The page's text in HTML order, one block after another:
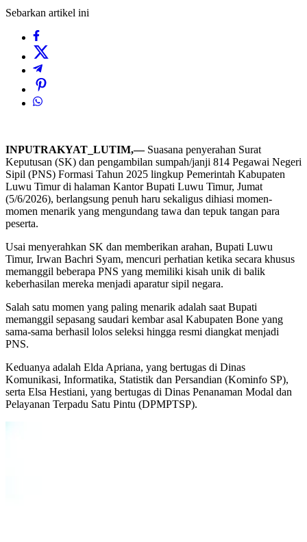
Sebarkan artikel ini
INPUTRAKYAT_LUTIM,—Suasana penyerahan Surat
Keputusan (SK) dan pengambilan sumpah/janji 814 Pegawai Negeri
Sipil (PNS) Formasi Tahun 2025 lingkup Pemerintah Kabupaten
Luwu Timur di halaman Kantor Bupati Luwu Timur, Jumat
(5/6/2026), berlangsung penuh haru sekaligus dihiasi momen-
momen menarik yang mengundang tawa dan tepuk tangan para
peserta.
Usai menyerahkan SK dan memberikan arahan, Bupati Luwu
Timur, Irwan Bachri Syam, mencuri perhatian ketika secara khusus
memanggil beberapa PNS yang memiliki kisah unik di balik
keberhasilan mereka menjadi aparatur sipil negara.
Salah satu momen yang paling menarik adalah saat Bupati
memanggil sepasang saudari kembar asal Kabupaten Bone yang
sama-sama berhasil lolos seleksi hingga resmi diangkat menjadi
PNS.
Keduanya adalah Elda Apriana, yang bertugas di Dinas
Komunikasi, Informatika, Statistik dan Persandian (Kominfo SP),
serta Elsa Hestiani, yang bertugas di Dinas Penanaman Modal dan
Pelayanan Terpadu Satu Pintu (DPMPTSP).